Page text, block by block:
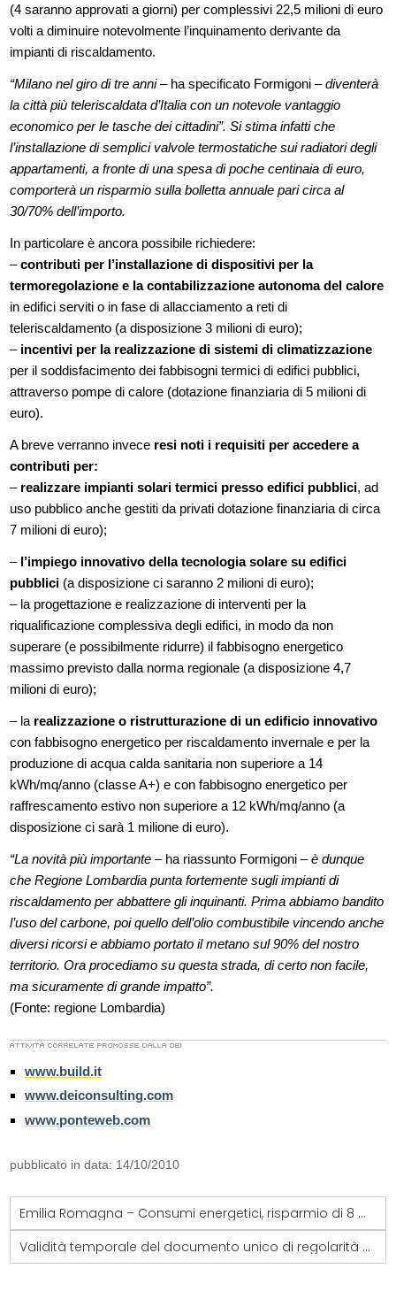
(4 saranno approvati a giorni) per complessivi 22,5 milioni di euro
volti a diminuire notevolmente l’inquinamento derivante da
impianti di riscaldamento.
“Milano nel giro di tre anni– ha specificato Formigoni –diventerà
la città più teleriscaldata d’Italia con un notevole vantaggio
economico per le tasche dei cittadini”. Si stima infatti che
l’installazione di semplici valvole termostatiche sui radiatori degli
appartamenti, a fronte di una spesa di poche centinaia di euro,
comporterà un risparmio sulla bolletta annuale pari circa al
30/70% dell’importo.
In particolare è ancora possibile richiedere:
–contributi per l’installazione di dispositivi per la
termoregolazione e la contabilizzazione autonoma del calore
in edifici serviti o in fase di allacciamento a reti di
teleriscaldamento (a disposizione 3 milioni di euro);
– incentivi per la realizzazione di sistemi di climatizzazione
per il soddisfacimento dei fabbisogni termici di edifici pubblici,
attraverso pompe di calore (dotazione finanziaria di 5 milioni di
euro).
A breve verranno invece resi noti i requisiti per accedere a
contributi per:
– realizzare impianti solari termici presso edifici pubblici, ad
uso pubblico anche gestiti da privati dotazione finanziaria di circa
7 milioni di euro);
– l’impiego innovativo della tecnologia solare su edifici
pubblici (a disposizione ci saranno 2 milioni di euro);
– la progettazione e realizzazione di interventi per la
riqualificazione complessiva degli edifici, in modo da non
superare (e possibilmente ridurre) il fabbisogno energetico
massimo previsto dalla norma regionale (a disposizione 4,7
milioni di euro);
– la realizzazione o ristrutturazione di un edificio innovativo
con fabbisogno energetico per riscaldamento invernale e per la
produzione di acqua calda sanitaria non superiore a 14
kWh/mq/anno (classe A+) e con fabbisogno energetico per
raffrescamento estivo non superiore a 12 kWh/mq/anno (a
disposizione ci sarà 1 milione di euro).
“La novità più importante – ha riassunto Formigoni –è dunque
che Regione Lombardia punta fortemente sugli impianti di
riscaldamento per abbattere gli inquinanti. Prima abbiamo bandito
l’uso del carbone, poi quello dell’olio combustibile vincendo anche
diversi ricorsi e abbiamo portato il metano sul 90% del nostro
territorio. Ora procediamo su questa strada, di certo non facile,
ma sicuramente di grande impatto”.
(Fonte: regione Lombardia)
www.build.it
www.deiconsulting.com
www.ponteweb.com
pubblicato in data: 14/10/2010
Emilia Romagna – Consumi energetici, risparmio di 8 milioni nelle pa della regione
Validità temporale del documento unico di regolarità contributiva (DURC)